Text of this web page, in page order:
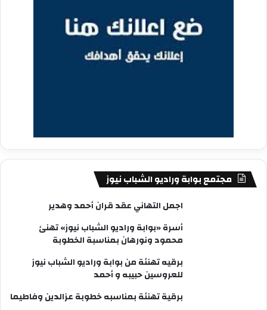
مجتمع بوابة وراديو الشباب نيوز
اجمل التهاني عقد قران أحمد وهدير
أسرة «بوابة وراديو الشباب نيوز» تهنئ
محمود ونورهان بمناسبة الخطوبة
برقيه تهنئة من بوابة وراديو الشباب نيوز
للعروسين حبيبه و أحمد
برقية تهنئة بمناسبه خطوبة عزالدين وفاطيما